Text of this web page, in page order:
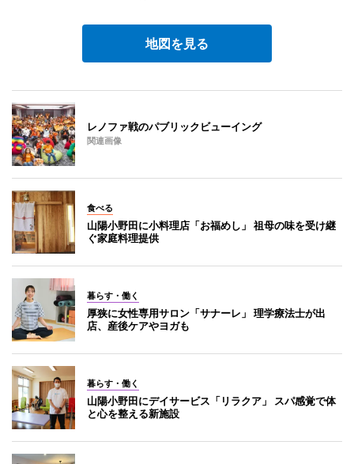
地図を見る
レノファ戦のパブリックビューイング
関連画像
食べる
山陽小野田に小料理店「お福めし」 祖母の味を受け継
ぐ家庭料理提供
暮らす・働く
厚狭に女性専用サロン「サナーレ」 理学療法士が出
店、産後ケアやヨガも
暮らす・働く
山陽小野田にデイサービス「リラクア」 スパ感覚で体
と心を整える新施設